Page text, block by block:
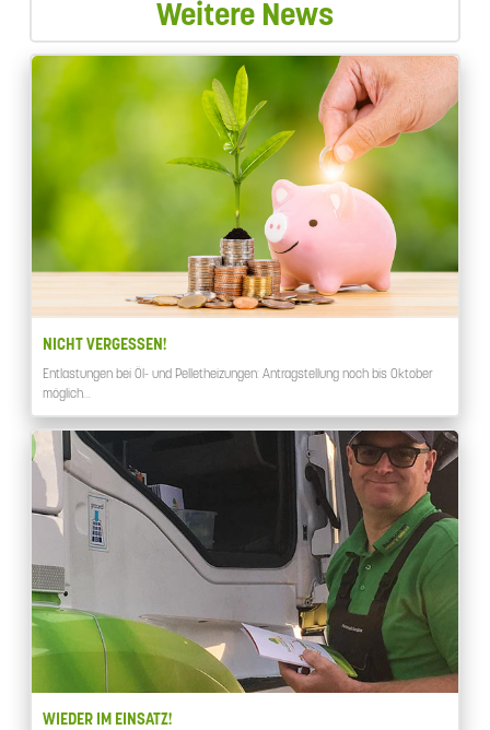
Weitere News
NICHT VERGESSEN!
Entlastungen bei Öl- und Pelletheizungen: Antragstellung noch bis Oktober
möglich…
WIEDER IM EINSATZ!